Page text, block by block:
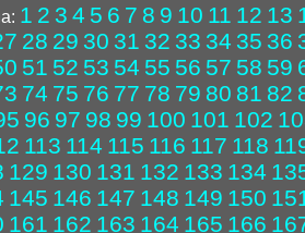
1 2 3 4 5 6 7 8 9 10 11 12 13
28 29 30 31 32 33 34 35 36
51 52 53 54 55 56 57 58 59
74 75 76 77 78 79 80 81 82
96 97 98 99 100 101 102
113 114 115 116 117 118
129 130 131 132 133 134
145 146 147 148 149 150
161 162 163 164 165 166